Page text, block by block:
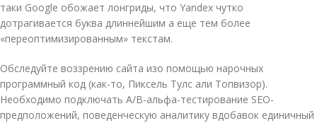
таки Google обожает лонгриды, что Yandex чутко
дотрагивается буква длиннейшим а еще тем более
«переоптимизированным» текстам.
Обследуйте воззрению сайта изо помощью нарочных
программный код (как-то, Пиксель Тулс али Топвизор).
Необходимо подключать A/B-альфа-тестирование SEO-
предположений, поведенческую аналитику вдобавок единичный